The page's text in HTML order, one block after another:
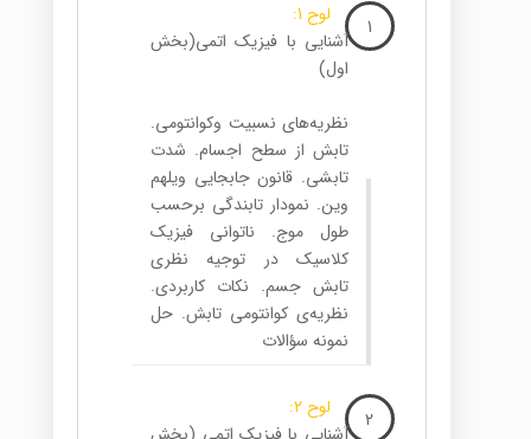
1
لوح 1:
آشنایی با فیزیک اتمی(بخش
اول)
نظریه‌های نسبیت وکوانتومی.
تابش از سطح اجسام. شدت
تابشی. قانون جابجایی ویلهم
وین. نمودار تابندگی برحسب
طول موج. ناتوانی فیزیک
کلاسیک در توجیه نظری
تابش جسم. نکات کاربردی.
نظریه‌ی کوانتومی تابش. حل
نمونه سؤالات
2
لوح 2: